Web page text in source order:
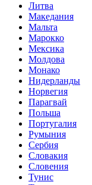
Литва
Македания
Мальта
Марокко
Мексика
Молдова
Монако
Нидерланды
Норвегия
Парагвай
Польша
Португалия
Румыния
Сербия
Словакия
Словения
Тунис